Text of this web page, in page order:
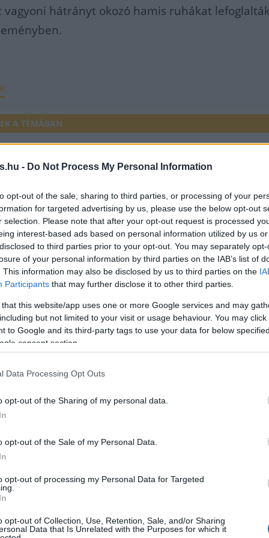
- Do Not Process My Personal Information
opt-out of the sale, sharing to third parties, or processing of your
for targeted advertising by us, please use the below opt-out
selection. Please note that after your opt-out request is processed
interest-based ads based on personal information utilized by us
to third parties prior to your opt-out. You may separately
of your personal information by third parties on the IAB’s list of
This information may also be disclosed by us to third parties on the
Participants that may further disclose it to other third parties.
that this website/app uses one or more Google services and may
but not limited to your visit or usage behaviour. You may
to Google and its third-party tags to use your data for below
consent section.
Data Processing Opt Outs
opt-out of the Sharing of my personal data.
opt-out of the Sale of my Personal Data.
opt-out of processing my Personal Data for Targeted
opt-out of Collection, Use, Retention, Sale, and/or Sharing
Data that Is Unrelated with the Purposes for which it
hátrányt okozó hamis ruhákat
A TÉMÁBAN
bukkant a NAV, alaposan szétnéznek az
kereskedők háza táján
a számlákkal a targoncás cég - a NAV gyorsan
csalást
áfa-visszaigénylést akadályozott meg a NAV a
segítségével
kamionban többezer cigarettát talált a NAV